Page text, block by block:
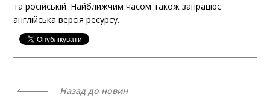
та російській. Найближчим часом також запрацює
англійська версія ресурсу.
Назад до новин